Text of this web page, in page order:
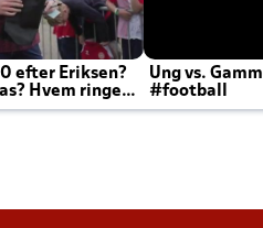
efter Eriksen?
Hvem ringer
kampe?
Ung vs.
#football